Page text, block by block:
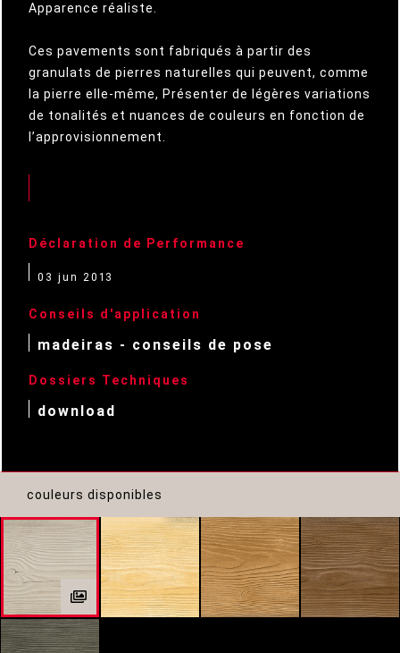
Apparence réaliste.
Ces pavements sont fabriqués à partir des
granulats de pierres naturelles qui peuvent, comme
la pierre elle-même, Présenter de légères variations
de tonalités et nuances de couleurs en fonction de
l’approvisionnement.
Déclaration de Performance
03 jun 2013
Conseils d'application
madeiras - conseils de pose
Dossiers Techniques
download
couleurs disponibles